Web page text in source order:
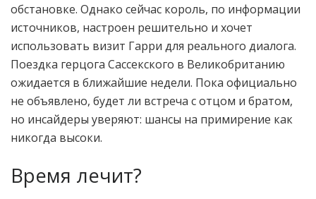
обстановке. Однако сейчас король, по информации
источников, настроен решительно и хочет
использовать визит Гарри для реального диалога.
Поездка герцога Сассекского в Великобританию
ожидается в ближайшие недели. Пока официально
не объявлено, будет ли встреча с отцом и братом,
но инсайдеры уверяют: шансы на примирение как
никогда высоки.
Время лечит?